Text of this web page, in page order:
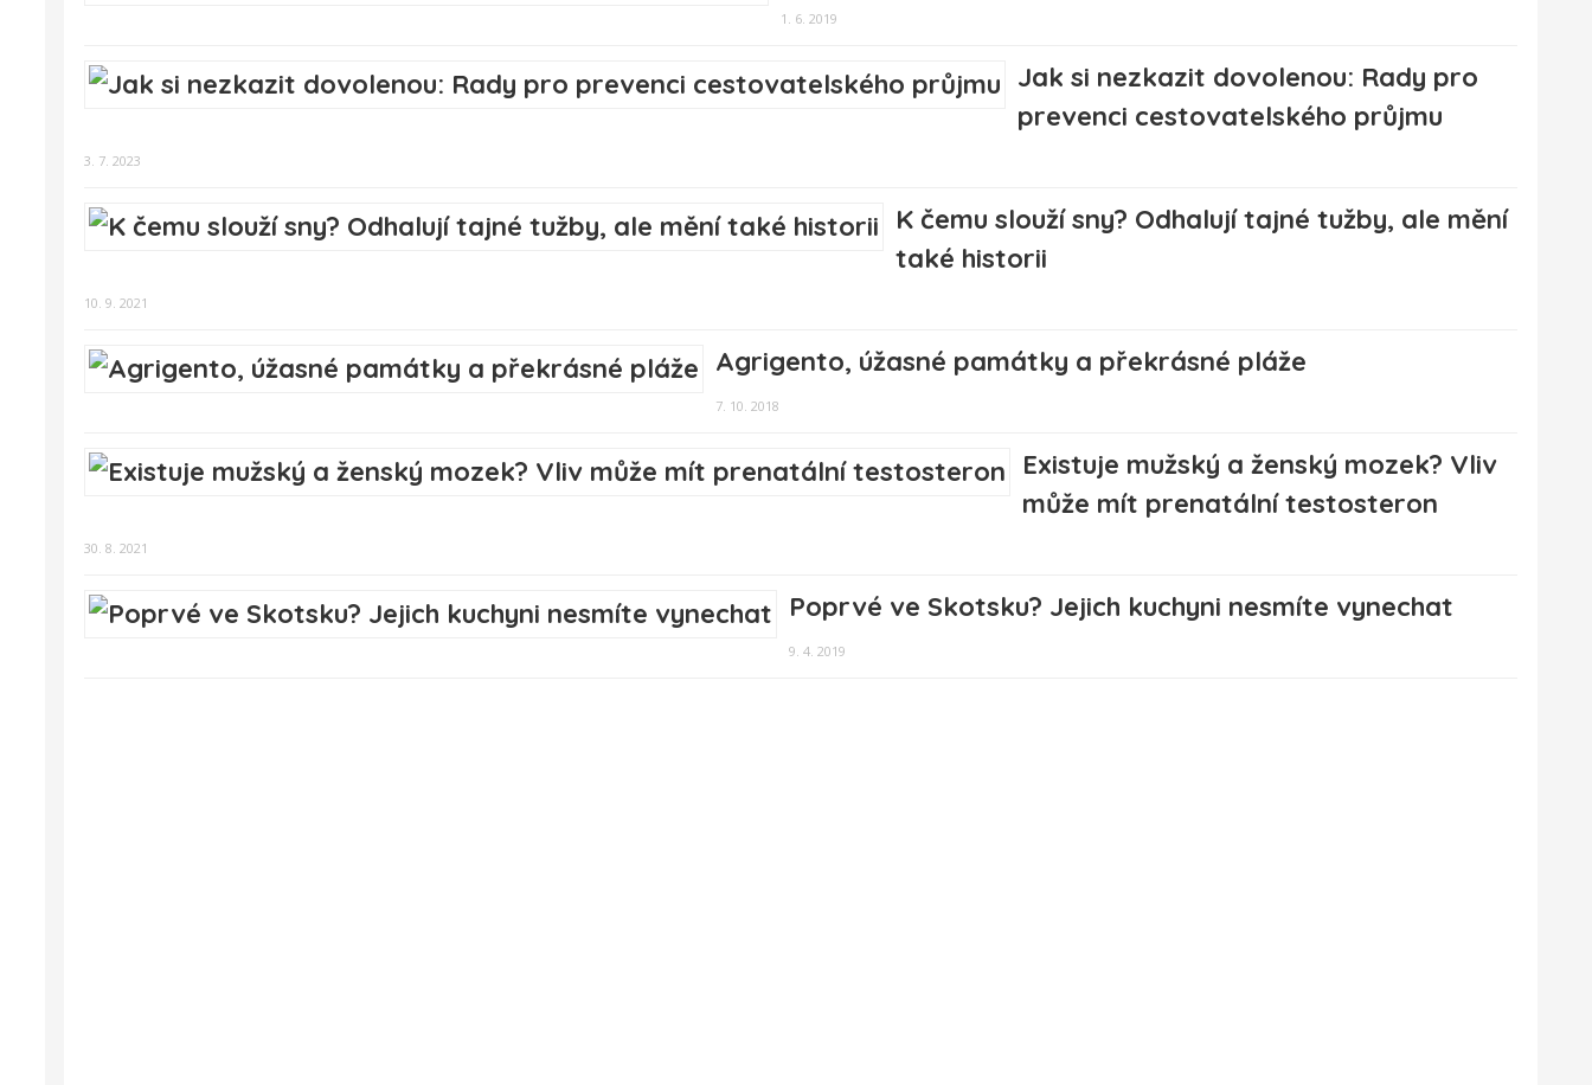
1. 6. 2019
Jak si nezkazit dovolenou: Rady pro
prevenci cestovatelského průjmu
3. 7. 2023
K čemu slouží sny? Odhalují tajné tužby, ale mění
také historii
10. 9. 2021
Agrigento, úžasné památky a překrásné pláže
7. 10. 2018
Existuje mužský a ženský mozek? Vliv
může mít prenatální testosteron
30. 8. 2021
Poprvé ve Skotsku? Jejich kuchyni nesmíte vynechat
9. 4. 2019